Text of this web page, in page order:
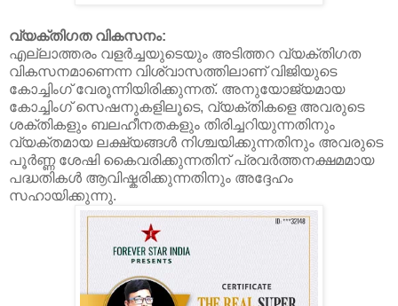
വ്യക്തിഗത വികസനം:
എല്ലാത്തരം വളർച്ചയുടെയും അടിത്തറ വ്യക്തിഗത
വികസനമാണെന്ന വിശ്വാസത്തിലാണ് വിജിയുടെ
കോച്ചിംഗ് വേരൂന്നിയിരിക്കുന്നത്. അനുയോജ്യമായ
കോച്ചിംഗ് സെഷനുകളിലൂടെ, വ്യക്തികളെ അവരുടെ
ശക്തികളും ബലഹീനതകളും തിരിച്ചറിയുന്നതിനും
വ്യക്തമായ ലക്ഷ്യങ്ങൾ നിശ്ചയിക്കുന്നതിനും അവരുടെ
പൂർണ്ണ ശേഷി കൈവരിക്കുന്നതിന് പ്രവർത്തനക്ഷമമായ
പദ്ധതികൾ ആവിഷ്കരിക്കുന്നതിനും അദ്ദേഹം
സഹായിക്കുന്നു.